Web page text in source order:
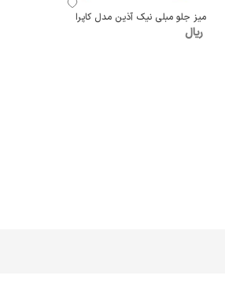
میز جلو مبلی نیک آذین مدل کاپرا
ریال